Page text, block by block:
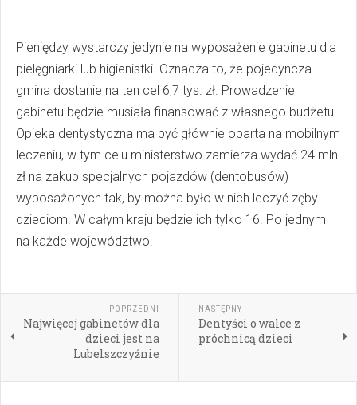
Pieniędzy wystarczy jedynie na wyposażenie gabinetu dla
pielęgniarki lub higienistki. Oznacza to, że pojedyncza
gmina dostanie na ten cel 6,7 tys. zł. Prowadzenie
gabinetu będzie musiała finansować z własnego budżetu.
Opieka dentystyczna ma być głównie oparta na mobilnym
leczeniu, w tym celu ministerstwo zamierza wydać 24 mln
zł na zakup specjalnych pojazdów (dentobusów)
wyposażonych tak, by można było w nich leczyć zęby
dzieciom. W całym kraju będzie ich tylko 16. Po jednym
na każde województwo.
POPRZEDNI
Najwięcej gabinetów dla
dzieci jest na
Lubelszczyźnie
NASTĘPNY
Dentyści o walce z
próchnicą dzieci